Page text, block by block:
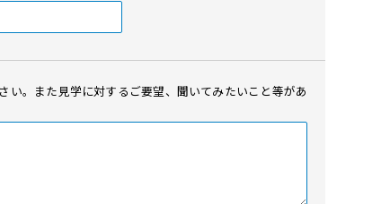
。また見学に対するご要望、 聞いてみたいこと等があ